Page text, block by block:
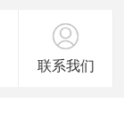
联系我们